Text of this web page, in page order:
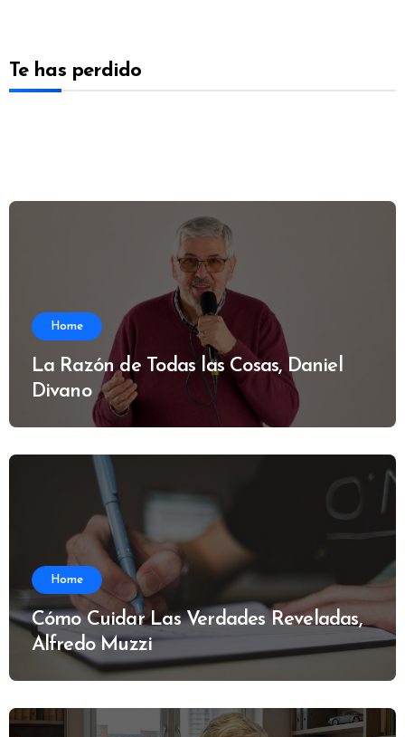
Te has perdido
Home
La Razón de Todas las Cosas, Daniel
Divano
Home
Cómo Cuidar Las Verdades Reveladas,
Alfredo Muzzi